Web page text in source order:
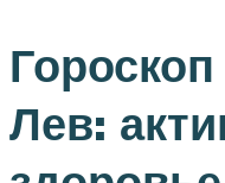
Лев: